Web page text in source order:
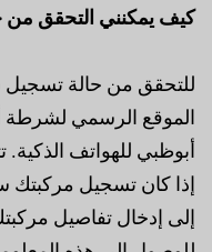
كيف يمكنني التحقق
للتحقق من حالة تسجيل
الموقع الرسمي لشرطة
أبوظبي للهواتف الذكية.
إذا كان تسجيل مركبتك
إلى إدخال تفاصيل